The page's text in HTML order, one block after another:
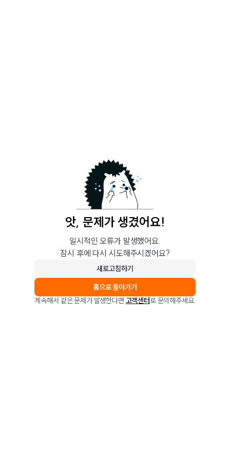
앗, 문제가 생겼어요!
일시적인 오류가 발생했어요.
잠시 후에 다시 시도해주시겠어요?
새로고침하기
홈으로 돌아가기
계속해서 같은 문제가 발생한다면 고객센터로 문의해주세요.